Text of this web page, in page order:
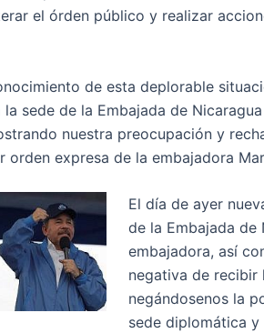
el órden público y realizar
de esta deplorable
la sede de la Embajada de
nuestra preocupación y
orden expresa de la embajadora
El día de ayer
de la Embajada de
embajadora, así
negativa de recibir
negándosenos la
sede diplomática